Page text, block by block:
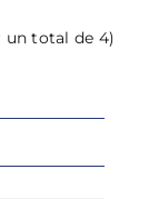
un total de 4)